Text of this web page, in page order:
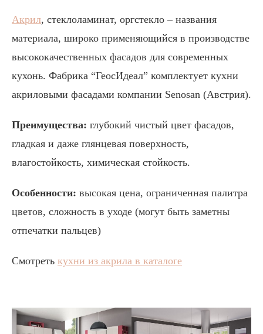
Акрил, стеклоламинат, оргстекло – названия
материала, широко применяющийся в производстве
высококачественных фасадов для современных
кухонь. Фабрика “ГеосИдеал” комплектует кухни
акриловыми фасадами компании Senosan (Австрия).
Преимущества: глубокий чистый цвет фасадов,
гладкая и даже глянцевая поверхность,
влагостойкость, химическая стойкость.
Особенности: высокая цена, ограниченная палитра
цветов, сложность в уходе (могут быть заметны
отпечатки пальцев)
Смотреть кухни из акрила в каталоге